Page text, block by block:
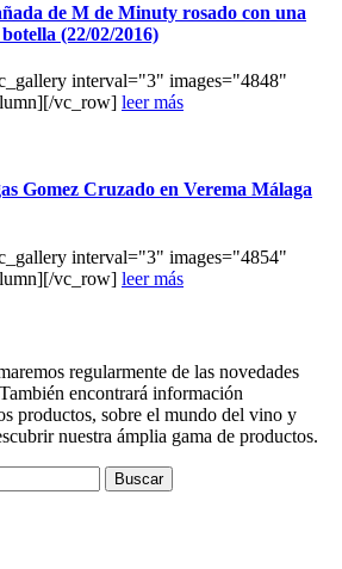
de M de Minuty rosado con una
(22/02/2016)
interval="3" images="4848"
vc_row] leer más
Gomez Cruzado en Verema Málaga
interval="3" images="4854"
vc_row] leer más
regularmente de las novedades
encontrará información
productos, sobre el mundo del vino y
nuestra ámplia gama de productos.